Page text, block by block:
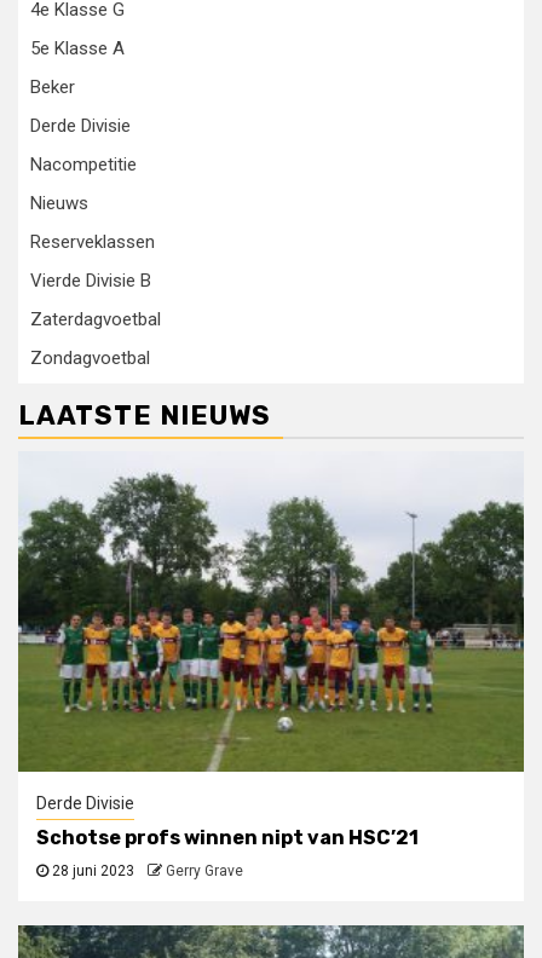
4e Klasse G
5e Klasse A
Beker
Derde Divisie
Nacompetitie
Nieuws
Reserveklassen
Vierde Divisie B
Zaterdagvoetbal
Zondagvoetbal
LAATSTE NIEUWS
Derde Divisie
Schotse profs winnen nipt van HSC’21
28 juni 2023 Gerry Grave